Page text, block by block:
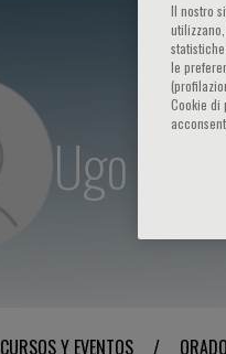
Ugo Boggi
CURSOS Y EVENTOS /
Il nostro
le
Cookie di